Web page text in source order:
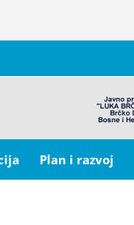
Plan i razvoj